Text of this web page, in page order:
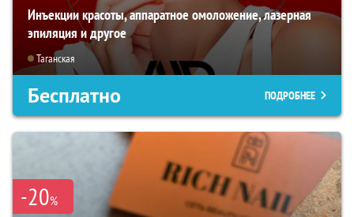
Инъекции красоты, аппаратное омоложение, лазерная
эпиляция и другое
Таганская
Бесплатно ПОДРОБНЕЕ
-20%